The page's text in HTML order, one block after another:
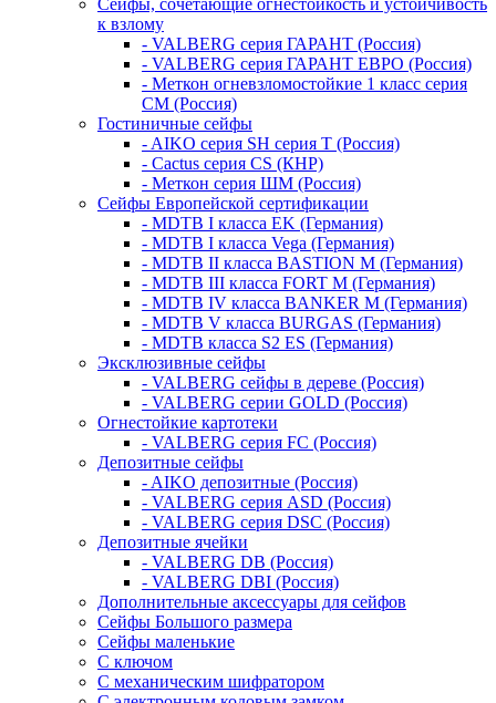
Сейфы, сочетающие огнестойкость и устойчивость
к взлому
- VALBERG серия ГАРАНТ (Россия)
- VALBERG серия ГАРАНТ ЕВРО (Россия)
- Меткон огневзломостойкие 1 класс серия
СМ (Россия)
Гостиничные сейфы
- AIKO серия SH серия Т (Россия)
- Cactus серия CS (КНР)
- Меткон серия ШМ (Россия)
Сейфы Европейской сертификации
- MDTB I класса EK (Германия)
- MDTB I класса Vega (Германия)
- MDTB II класса BASTION M (Германия)
- MDTB III класса FORT M (Германия)
- MDTB IV класса BANKER M (Германия)
- MDTB V класса BURGAS (Германия)
- MDTB класса S2 ES (Германия)
Эксклюзивные сейфы
- VALBERG сейфы в дереве (Россия)
- VALBERG серии GOLD (Россия)
Огнестойкие картотеки
- VALBERG серия FC (Россия)
Депозитные сейфы
- AIKO депозитные (Россия)
- VALBERG серия ASD (Россия)
- VALBERG серия DSC (Россия)
Депозитные ячейки
- VALBERG DB (Россия)
- VALBERG DBI (Россия)
Дополнительные аксессуары для сейфов
Сейфы Большого размера
Сейфы маленькие
С ключом
С механическим шифратором